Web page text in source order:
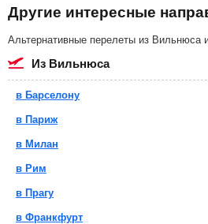
Другие интересные
Альтернативные перелеты из Вильнюса
из Вильнюса
в Барселону
в Париж
в Милан
в Рим
в Прагу
в Франкфурт